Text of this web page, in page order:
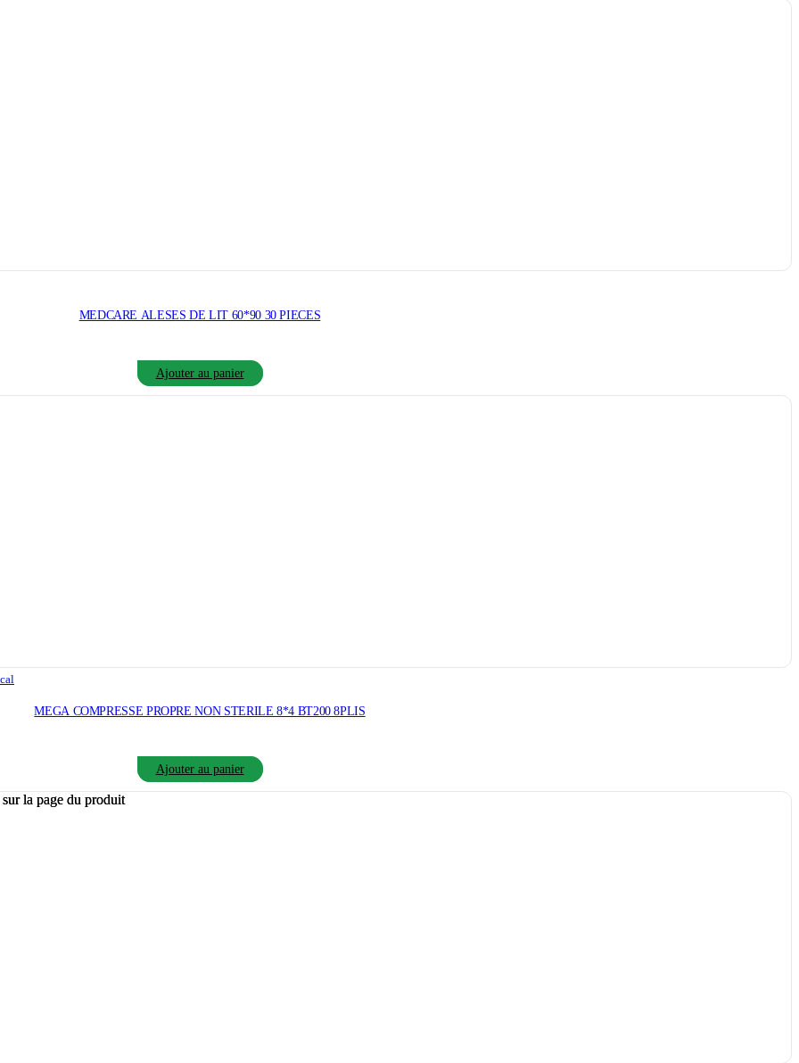
MEDCARE ALESES DE LIT 60*90 30 PIECES
Ajouter au panier
MEGA COMPRESSE PROPRE NON STERILE 8*4 BT200 8PLIS
Ajouter au panier
la page du produit
la page du produit